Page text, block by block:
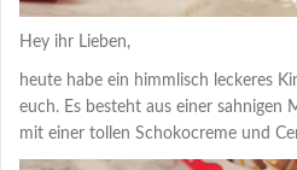
Hey ihr Lieben,
heute habe ein himmlisch leckeres
euch. Es besteht aus einer sahnigen
mit einer tollen Schokocreme und